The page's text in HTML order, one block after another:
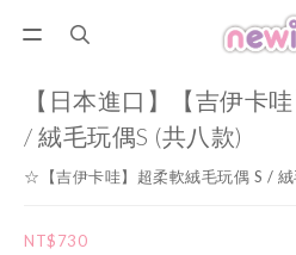
【日本進口】【吉伊卡
/ 絨毛玩偶S (共八款)
☆【吉伊卡哇】超柔軟絨毛玩偶 S /
NT$730